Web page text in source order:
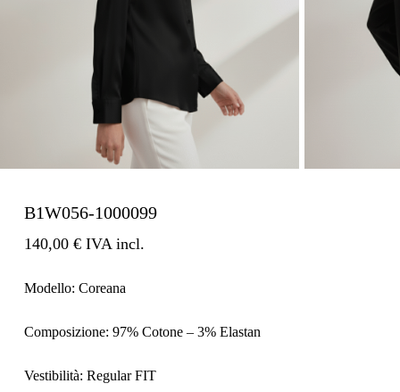
B1W056-1000099
140,00 € IVA incl.
Modello: Coreana
Composizione: 97% Cotone – 3% Elastan
Vestibilità: Regular FIT